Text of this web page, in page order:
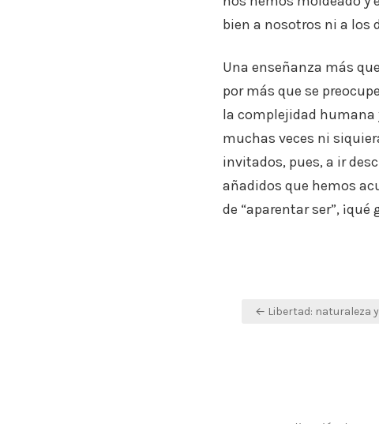
bien a nosotros ni a los
Una enseñanza más
por más que se
la complejidad humana
muchas veces ni
invitados, pues, a ir
añadidos que hemos
de “aparentar ser”,
Navegación
← Libertad: naturaleza